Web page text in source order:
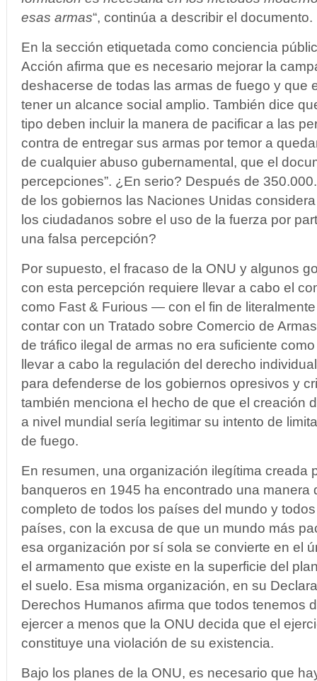
esas armas“, continúa a describir el documento.
En la sección etiquetada como conciencia
Acción afirma que es necesario mejorar la
deshacerse de todas las armas de fuego y que
tener un alcance social amplio. También dice
tipo deben incluir la manera de pacificar a las
contra de entregar sus armas por temor a
de cualquier abuso gubernamental, que el
percepciones”. ¿En serio? Después de
de los gobiernos las Naciones Unidas
los ciudadanos sobre el uso de la fuerza por
una falsa percepción?
Por supuesto, el fracaso de la ONU y algunos
con esta percepción requiere llevar a cabo el
como Fast & Furious — con el fin de
contar con un Tratado sobre Comercio de
de tráfico ilegal de armas no era suficiente
llevar a cabo la regulación del derecho
para defenderse de los gobiernos opresivos y
también menciona el hecho de que el creación
a nivel mundial sería legitimar su intento de
de fuego.
En resumen, una organización ilegítima creada
banqueros en 1945 ha encontrado una manera
completo de todos los países del mundo y
países, con la excusa de que un mundo más
esa organización por sí sola se convierte en el
el armamento que existe en la superficie del
el suelo. Esa misma organización, en su
Derechos Humanos afirma que todos tenemos
ejercer a menos que la ONU decida que el
constituye una violación de su existencia.
Bajo los planes de la ONU, es necesario que